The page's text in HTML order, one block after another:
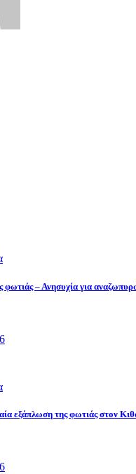
– Ανησυχία για
εξάπλωση της φωτιάς στον